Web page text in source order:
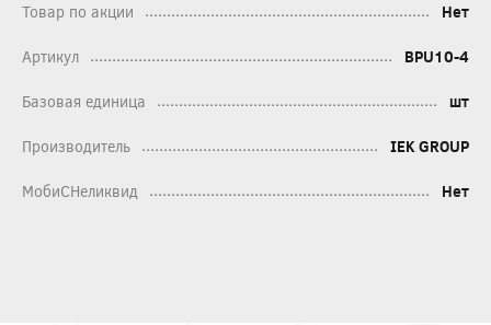
Товар по акции Нет
Артикул BPU10-4
Базовая единица шт
Производитель IEK GROUP
МобиСНеликвид Нет